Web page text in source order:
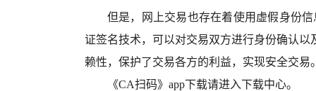
但是，网上交易也存在着使用虚假身份
证签名技术，可以对交易双方进行身份确认
赖性，保护了交易各方的利益，实现安全交易
《CA扫码》app下载请进入下载中心。